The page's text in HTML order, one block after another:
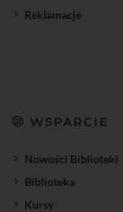
Reklamacje
WSPARCIE
Nowości Biblioteki
Biblioteka
Kursy